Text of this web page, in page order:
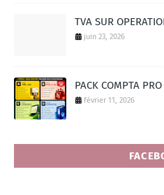
TVA SUR
juin 23, 2026
PACK COMPTA
février 11, 2026